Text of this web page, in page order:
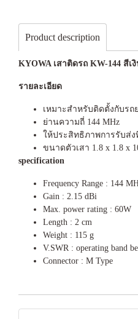
Product description
KYOWA เสาติดรถ KW-144 สีเ
รายละเอียด
เหมาะสำหรับติดตั้งกับร
ย่านความถี่ 144 MHz
ให้ประสิทธิภาพการรับส่ง
ขนาดตัวเสา 1.8 x 1.8 x
specification
Frequency Range : 144
Gain : 2.15 dBi
Max. power rating : 60W
Length : 2 cm
Weight : 115 g
V.SWR : operating band
Connector : M Type